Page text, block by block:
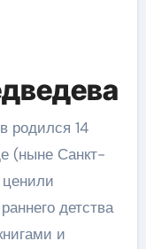
родился 14
(ныне Санкт-
детства
и